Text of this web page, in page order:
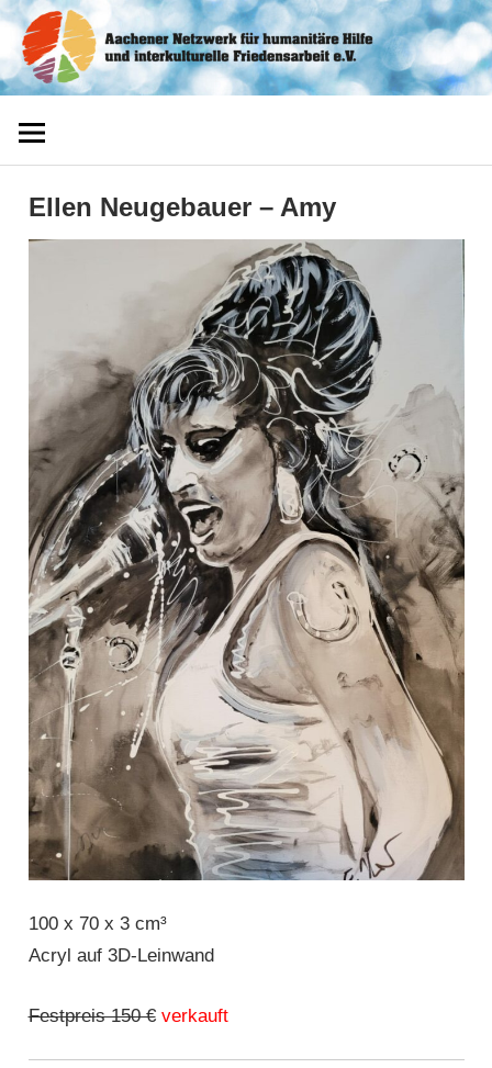
Zum
Inhalt
springen
Aachener
Netzwerk
Ellen Neugebauer – Amy
100 x 70 x 3 cm³
Acryl auf 3D-Leinwand
Festpreis 150 € verkauft